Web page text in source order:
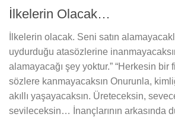
İlkelerin Olacak…
İlkelerin olacak. Seni satın
uydurduğu atasözlerine
alamayacağı şey yoktur.” “Herkesin bir
sözlere kanmayacaksın Onurunla,
akıllı yaşayacaksın. Üreteceksin,
sevileceksin… İnançlarının arkasında